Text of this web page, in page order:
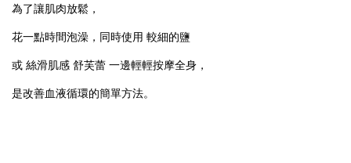
為了讓肌肉放鬆，
花一點時間泡澡，同時使用 較細的鹽
或 絲滑肌感 舒芙蕾 一邊輕輕按摩全身，
是改善血液循環的簡單方法。